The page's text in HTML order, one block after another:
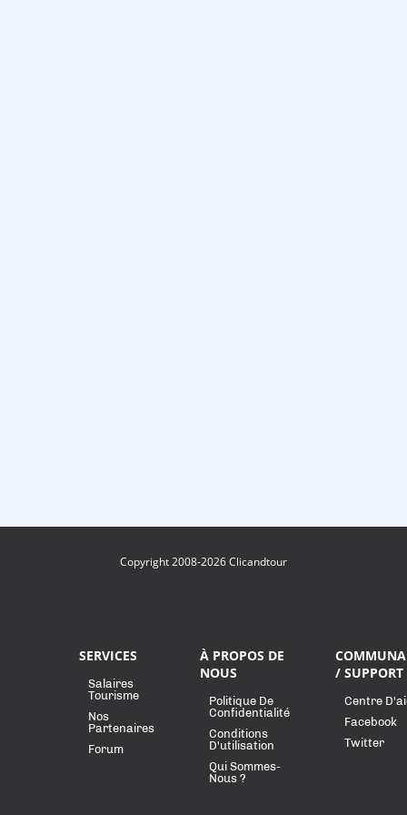
Copyright 2008-2026 Clicandtour
SERVICES
Salaires
Tourisme
Nos
Partenaires
Forum
À PROPOS DE
NOUS
Politique De
Confidentialité
Conditions
D'utilisation
Qui Sommes-
Nous ?
/ SUPPORT
Centre
Facebook
Twitter